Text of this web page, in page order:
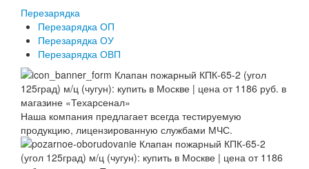
Перезарядка
Перезарядка ОП
Перезарядка ОУ
Перезарядка ОВП
Наша компания предлагает всегда тестируемую
продукцию, лицензированную службами МЧС.